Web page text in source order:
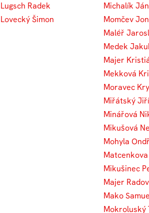
Lugsch Radek
Lovecký Šimon
Michalík Ján
Momčev
Maléř
Medek
Majer
Mekková
Moravec
Miřátský Jiří
Minářová
Mikušová
Mohyla
Mikušinec
Majer
Mako
Mokroluský